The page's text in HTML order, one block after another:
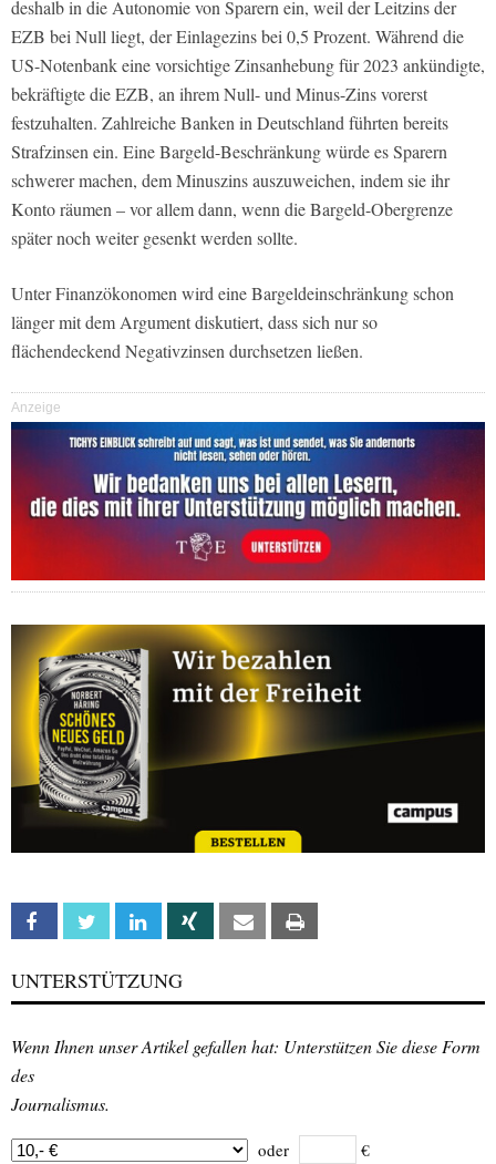
deshalb in die Autonomie von Sparern ein, weil der Leitzins der
EZB bei Null liegt, der Einlagezins bei 0,5 Prozent. Während die
US-Notenbank eine vorsichtige Zinsanhebung für 2023 ankündigte,
bekräftigte die EZB, an ihrem Null- und Minus-Zins vorerst
festzuhalten. Zahlreiche Banken in Deutschland führten bereits
Strafzinsen ein. Eine Bargeld-Beschränkung würde es Sparern
schwerer machen, dem Minuszins auszuweichen, indem sie ihr
Konto räumen – vor allem dann, wenn die Bargeld-Obergrenze
später noch weiter gesenkt werden sollte.
Unter Finanzökonomen wird eine Bargeldeinschränkung schon
länger mit dem Argument diskutiert, dass sich nur so
flächendeckend Negativzinsen durchsetzen ließen.
Anzeige
Facebook Twitter Linkedin Xing Email
UNTERSTÜTZUNG
Wenn Ihnen unser Artikel gefallen hat: Unterstützen Sie diese Form
des
Journalismus.
oder €